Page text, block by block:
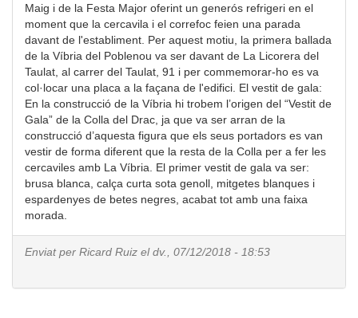
Maig i de la Festa Major oferint un generós refrigeri en el
moment que la cercavila i el correfoc feien una parada
davant de l'establiment. Per aquest motiu, la primera ballada
de la Víbria del Poblenou va ser davant de La Licorera del
Taulat, al carrer del Taulat, 91 i per commemorar-ho es va
col·locar una placa a la façana de l'edifici. El vestit de gala:
En la construcció de la Víbria hi trobem l’origen del “Vestit de
Gala” de la Colla del Drac, ja que va ser arran de la
construcció d’aquesta figura que els seus portadors es van
vestir de forma diferent que la resta de la Colla per a fer les
cercaviles amb La Víbria. El primer vestit de gala va ser:
brusa blanca, calça curta sota genoll, mitgetes blanques i
espardenyes de betes negres, acabat tot amb una faixa
morada.
Enviat per Ricard Ruiz el dv., 07/12/2018 - 18:53